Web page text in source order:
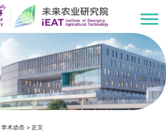
学术动态> 正文